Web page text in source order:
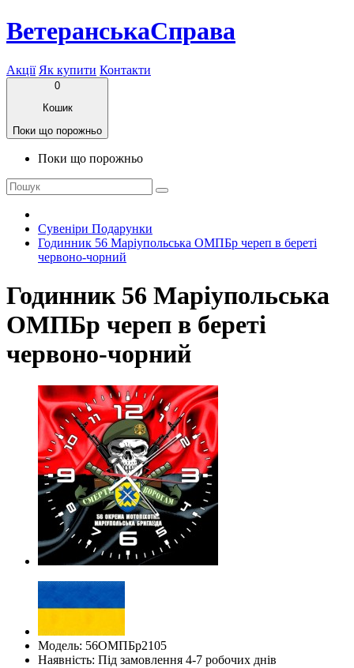
ВетеранськаСправа
Акції Як купити Контакти
0
Кошик
Поки що порожньо
Поки що порожньо
Сувеніри Подарунки
Годинник 56 Маріупольська ОМПБр череп в береті
червоно-чорний
Годинник 56 Маріупольська
ОМПБр череп в береті
червоно-чорний
Модель: 56ОМПБр2105
Наявність: Під замовлення 4-7 робочих днів